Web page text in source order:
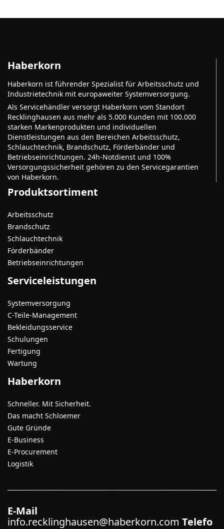
Haberkorn
Haberkorn ist führender Spezialist für Arbeitsschutz und
Industrietechnik mit europaweiter Systemversorgung.
Als Servicehändler versorgt Haberkorn vom Standort
Recklinghausen aus mehr als 5.000 Kunden mit 100.000
starken Markenprodukten und individuellen
Dienstleistungen aus den Bereichen Arbeitsschutz,
Schlauchtechnik, Brandschutz, Förderbänder und
Betriebseinrichtungen. 24h-Notdienst und 100%
Versorgungssicherheit gehören zu den Servicegarantien
von Haberkorn.
Produktsortiment
Arbeitsschutz
Brandschutz
Schlauchtechnik
Förderbänder
Betriebseinrichtungen
Serviceleistungen
Systemversorgung
C-Teile-Management
Bekleidungsservice
Schulungen
Fertigung
Wartung
Haberkorn
Schneller. Mit Sicherheit.
Das macht Schloemer
Gute Gründe
E-Business
E-Procurement
Logistik
E-Mail
info.recklinghausen@haberkorn.com Telefo